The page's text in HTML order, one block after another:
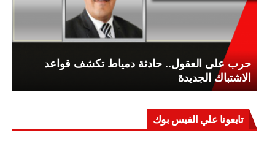
حرب على العقول.. حادثة دمياط تكشف قواعد
الاشتباك الجديدة
تابعونا علي الفيس بوك